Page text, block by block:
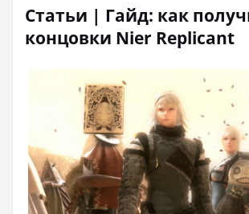
Статьи | Гайд: как
концовки Nier Replicant